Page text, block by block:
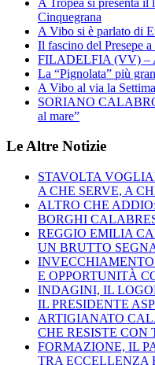
Cinquegrana
A Vibo si è parlato di
Il fascino del Presepe
FILADELFIA (VV) –
La “Pignolata” più
A Vibo al via la
SORIANO
al mare”
Le Altre Notizie
STAVOLTA
A CHE SERVE, A
ALTRO CHE
BORGHI
REGGIO EMILIA
UN BRUTTO
E OPPORTUNITÀ
INDAGINI, IL
IL PRESIDENTE
ARTIGIANATO
CHE RESISTE CON
FORMAZIONE, IL
TRA ECCELLENZA